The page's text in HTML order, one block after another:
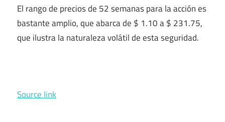
El rango de precios de 52 semanas para la acción es
bastante amplio, que abarca de $ 1.10 a $ 231.75,
que ilustra la naturaleza volátil de esta seguridad.
Source link